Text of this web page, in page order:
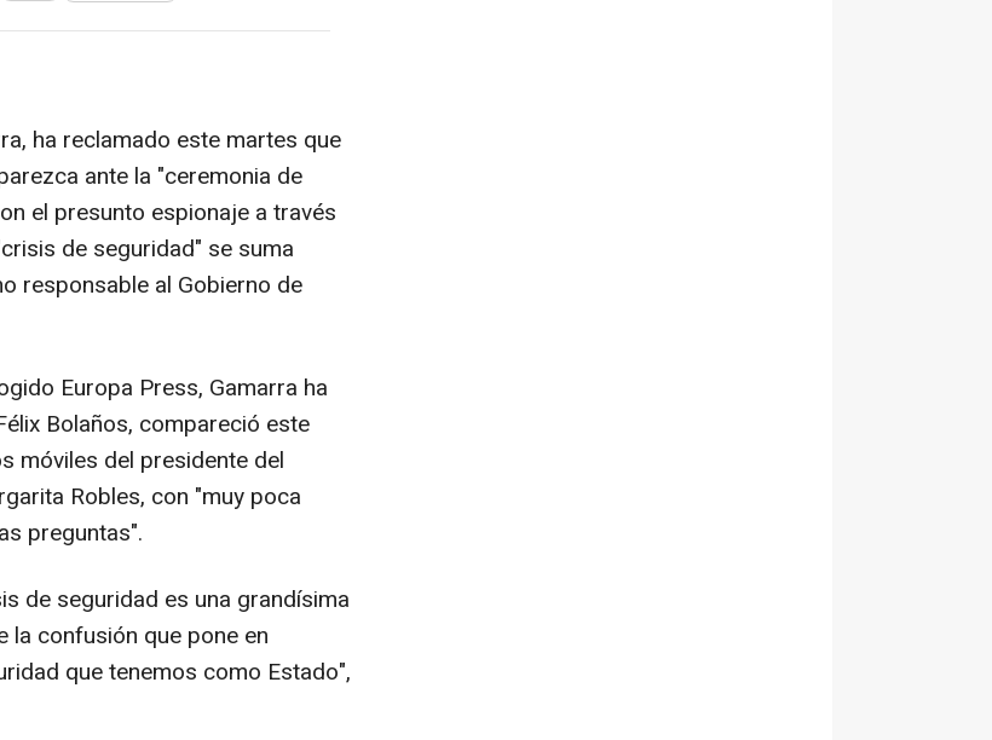
ha reclamado este martes que
ante la "ceremonia de
el presunto espionaje a través
de seguridad" se suma
responsable al Gobierno de
Europa Press, Gamarra ha
Bolaños, compareció este
móviles del presidente del
Robles, con "muy poca
preguntas".
de seguridad es una grandísima
la confusión que pone en
que tenemos como Estado",